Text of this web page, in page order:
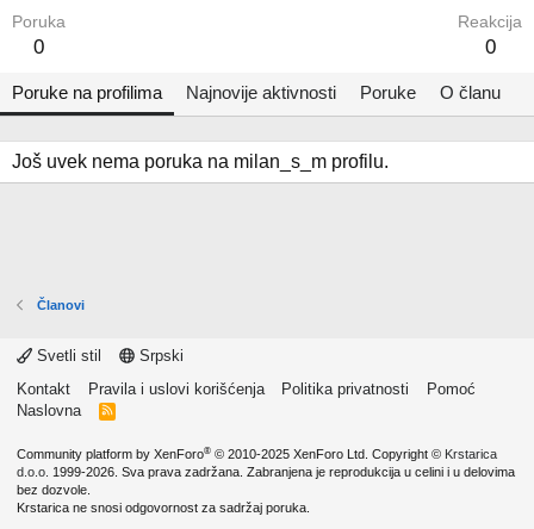
Poruka
0
Reakcija
0
Poruke na profilima Najnovije aktivnosti Poruke O članu
Još uvek nema poruka na milan_s_m profilu.
Članovi
Svetli stil
Srpski
Kontakt
Pravila i uslovi korišćenja Politika privatnosti
Pomoć
Naslovna
R
Community platform by XenForo® © 2010-2025 XenForo Ltd. Copyright © Krstarica
d.o.o. 1999-2026. Sva prava zadržana. Zabranjena je reprodukcija u celini i u delovima
bez dozvole.
Krstarica ne snosi odgovornost za sadržaj poruka.